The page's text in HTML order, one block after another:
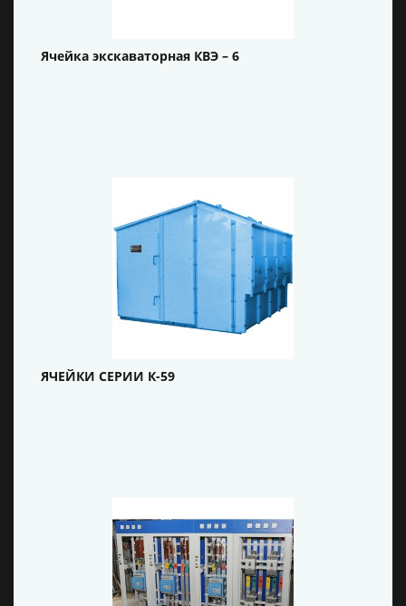
Ячейка экскаваторная КВЭ – 6
ЯЧЕЙКИ СЕРИИ К-59